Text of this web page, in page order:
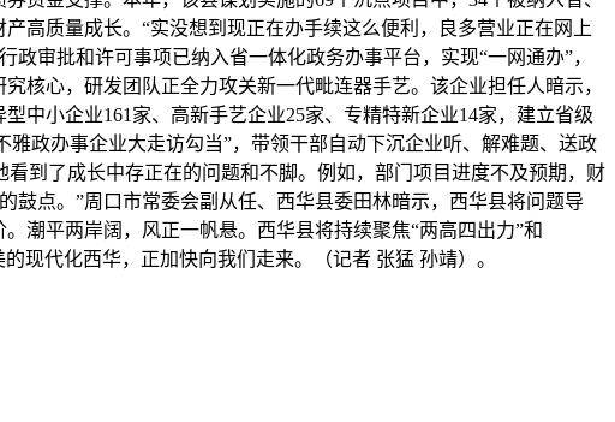
高质量成长。“实没想到现正在办手续这么便利，良多营业正在网上
审批和许可事项已纳入省一体化政务办事平台，实现“一网通办”，
核心，研发团队正全力攻关新一代毗连器手艺。该企业担任人暗示，
中小企业161家、高新手艺企业25家、专精特新企业14家，建立省级
政办事企业大走访勾当”，带领干部自动下沉企业听、解难题、送政
到了成长中存正在的问题和不脚。例如，部门项目进度不及预期，财
鼓点。”周口市常委会副从任、西华县委田林暗示，西华县将问题导
潮平两岸阔，风正一帆悬。西华县将持续聚焦“两高四出力”和
现代化西华，正加快向我们走来。（记者 张猛 孙靖）。